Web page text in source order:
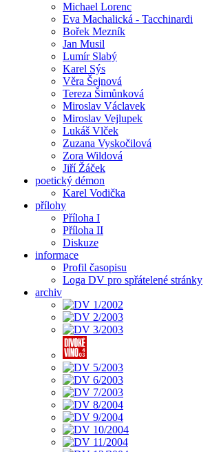
Michael Lorenc
Eva Machalická - Tacchinardi
Bořek Mezník
Jan Musil
Lumír Slabý
Karel Sýs
Věra Šejnová
Tereza Šimůnková
Miroslav Václavek
Miroslav Vejlupek
Lukáš Vlček
Zuzana Vyskočilová
Zora Wildová
Jiří Žáček
poetický démon
Karel Vodička
přílohy
Příloha I
Příloha II
Diskuze
informace
Profil časopisu
Loga DV pro spřátelené stránky
archiv